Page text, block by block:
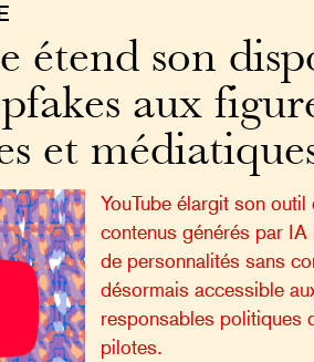
étend son
aux
et
YouTube élargit son
contenus générés par IA
de personnalités sans
désormais accessible
responsables politiques
pilotes.